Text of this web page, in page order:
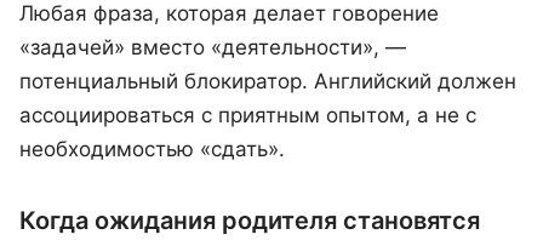
Любая фраза, которая делает говорение
«задачей» вместо «деятельности», —
потенциальный блокиратор. Английский должен
ассоциироваться с приятным опытом, а не с
необходимостью «сдать».
Когда ожидания родителя становятся